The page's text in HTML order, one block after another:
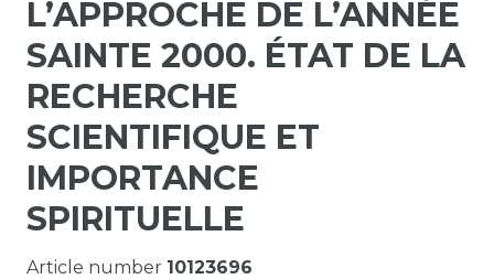
L’APPROCHE DE L’ANNÉE
SAINTE 2000. ÉTAT DE LA
RECHERCHE
SCIENTIFIQUE ET
IMPORTANCE
SPIRITUELLE
Article number 10123696